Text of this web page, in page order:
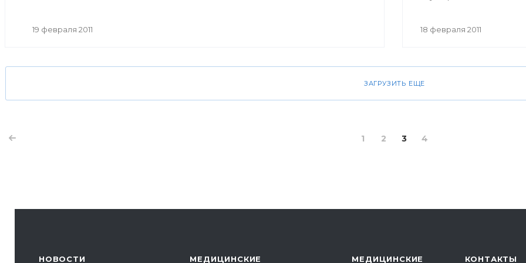
19 февраля 2011
Республики
18 февраля 2011
ЗАГРУЗИТЬ ЕЩЕ
1 2 3 4
НОВОСТИ МЕДИЦИНСКИЕ МЕДИЦИНСКИЕ КОНТАКТЫ